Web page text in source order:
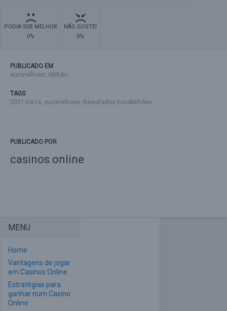
PODIA SER MELHOR
0%
NÃO GOSTEI
0%
PUBLICADO EM
euromilhoes, Milhão
TAGS
2021-04-16, euromilhoes, Resultados EuroMilhões
PUBLICADO POR
casinos online
MENU
Home
Vantagens de jogar
em Casinos Online
Estratégias para
ganhar num Casino
Online